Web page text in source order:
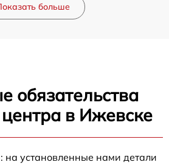
больше
обязательства
в Ижевске
на установленные нами детали